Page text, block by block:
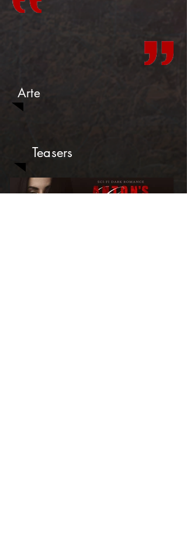
Arte
Teasers